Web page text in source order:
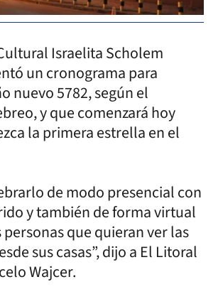
Israelita Scholem
un cronograma para
nuevo 5782, según el
y que comenzará hoy
la primera estrella en el
de modo presencial con
y también de forma virtual
que quieran ver las
sus casas”, dijo a El Litoral
Wajcer.